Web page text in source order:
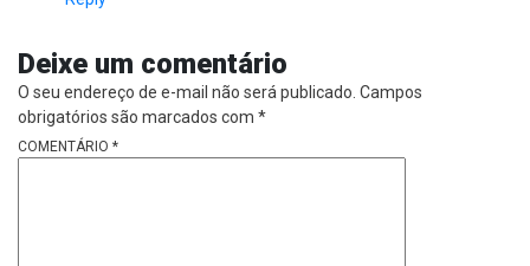
Deixe um comentário
O seu endereço de e-mail não será publicado. Campos
obrigatórios são marcados com *
COMENTÁRIO *